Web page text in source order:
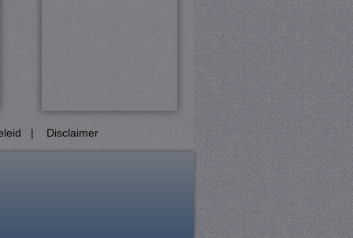
| Disclaimer
taal. Dit is een
om variabelen van
een willekeurig
zijn voor de site,
status voor een
volgens
te vertragen -
wanneer